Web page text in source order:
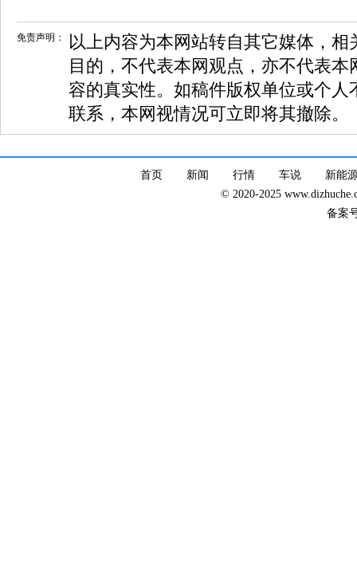
免责声明：
以上内容为本网站转自其它媒体，
目的，不代表本网观点，亦不代表
容的真实性。如稿件版权单位或个
联系，本网视情况可立即将其撤除。
首页 新闻 行情 车说
新能
© 2020-2025
备案